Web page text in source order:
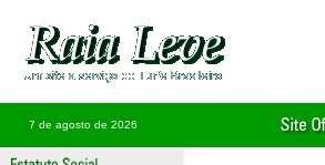
7 de agosto de 2026